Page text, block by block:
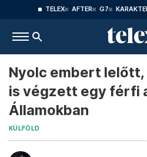
TELEX AFTER G7
Nyolc embert lelőtt,
is végzett egy férfi
Államokban
KÜLFÖLD